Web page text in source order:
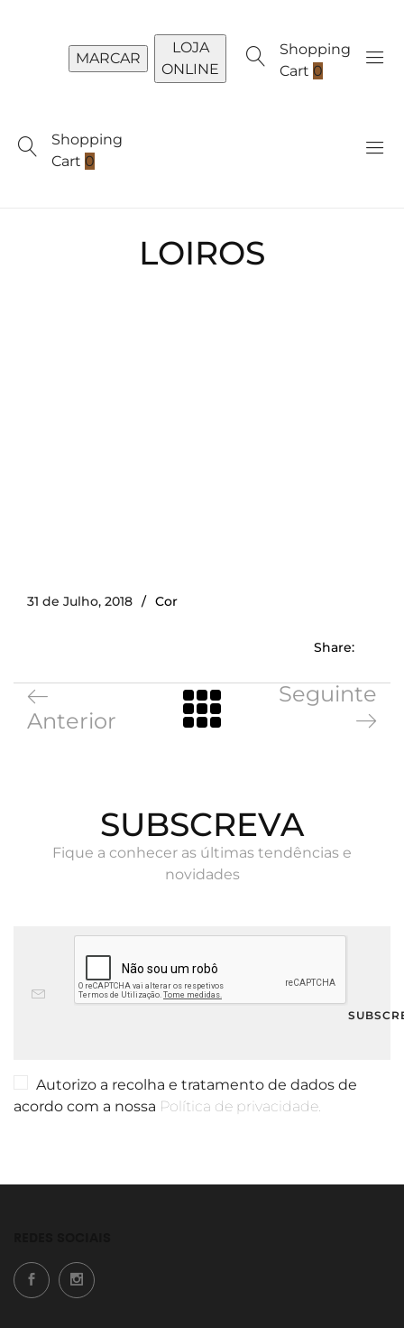
MARCAR
LOJA
ONLINE
Shopping
Cart 0
Shopping
Cart 0
LOIROS
31 de Julho, 2018 Cor
Share:
Anterior
Seguinte
SUBSCREVA
Fique a conhecer as últimas tendências e
novidades
Autorizo a recolha e tratamento de dados de
acordo com a nossa Política de privacidade.